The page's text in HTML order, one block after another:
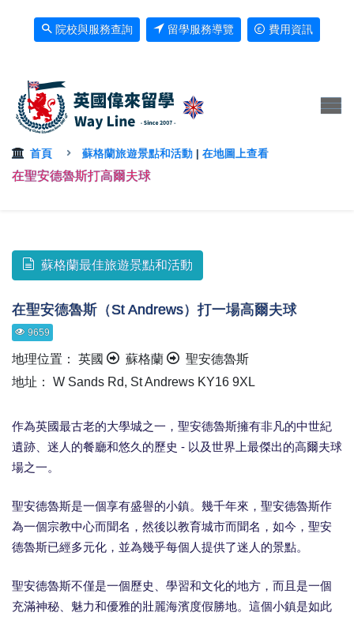
院校與服務查詢 留學服務導覽 費用資訊
首頁 蘇格蘭旅遊景點和活動 | 在地圖上查看
在聖安德魯斯打高爾夫球
蘇格蘭最佳旅遊景點和活動
在聖安德魯斯（St Andrews）打一場高爾夫球
9659
地理位置： 英國 蘇格蘭
聖安德魯斯
地址： W Sands Rd, St Andrews KY16 9XL
作為英國最古老的大學城之一，聖安德魯斯擁有非凡的中世紀
遺跡、迷人的餐廳和悠久的歷史 - 以及世界上最傑出的高爾夫球
場之一。
聖安德魯斯是一個享有盛譽的小鎮。幾千年來，聖安德魯斯作
為一個宗教中心而聞名，然後以教育城市而聞名，如今，聖安
德魯斯已經多元化，並為幾乎每個人提供了迷人的景點。
聖安德魯斯不僅是一個歷史、學習和文化的地方，而且是一個
充滿神秘、魅力和優雅的壯麗海濱度假勝地。這個小鎮是如此